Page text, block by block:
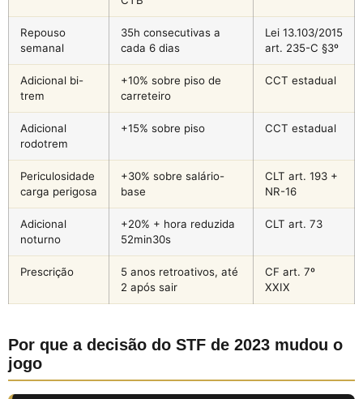
Repouso
semanal
35h consecutivas a
cada 6 dias
Lei 13.103/2015
art. 235-C §3º
Adicional bi-
trem
+10% sobre piso de
carreteiro
CCT estadual
Adicional
rodotrem
+15% sobre piso CCT estadual
Periculosidade
carga perigosa
+30% sobre salário-
base
CLT art. 193 +
NR-16
Adicional
noturno
+20% + hora reduzida
52min30s
CLT art. 73
Prescrição
5 anos retroativos, até
2 após sair
CF art. 7º
XXIX
Por que a decisão do STF de 2023 mudou o
jogo